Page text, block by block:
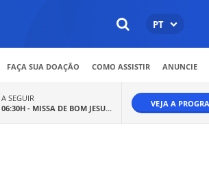
PT
FAÇA SUA DOAÇÃO COMO ASSISTIR ANUNCIE
A SEGUIR
06:30H - MISSA DE BOM JESU... VEJA A